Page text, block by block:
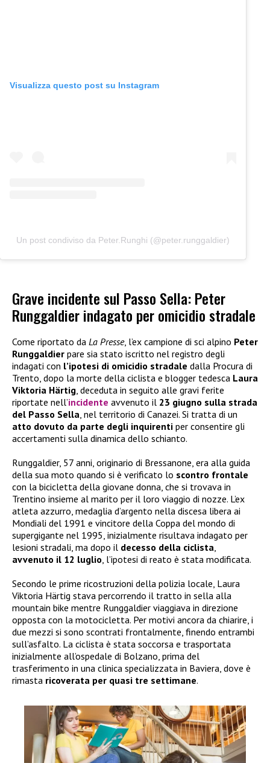
Visualizza questo post su Instagram
Un post condiviso da Peter.Runghi (@peter.runggaldier)
Grave incidente sul Passo Sella: Peter
Runggaldier indagato per omicidio stradale
Come riportato da La Presse, l’ex campione di sci alpino Peter
Runggaldier pare sia stato iscritto nel registro degli
indagati con l’ipotesi di omicidio stradale dalla Procura di
Trento, dopo la morte della ciclista e blogger tedesca Laura
Viktoria Härtig, deceduta in seguito alle gravi ferite
riportate nell’incidente avvenuto il 23 giugno sulla strada
del Passo Sella, nel territorio di Canazei. Si tratta di un
atto dovuto da parte degli inquirenti per consentire gli
accertamenti sulla dinamica dello schianto.
Runggaldier, 57 anni, originario di Bressanone, era alla guida
della sua moto quando si è verificato lo scontro frontale
con la bicicletta della giovane donna, che si trovava in
Trentino insieme al marito per il loro viaggio di nozze. L’ex
atleta azzurro, medaglia d’argento nella discesa libera ai
Mondiali del 1991 e vincitore della Coppa del mondo di
supergigante nel 1995, inizialmente risultava indagato per
lesioni stradali, ma dopo il decesso della ciclista,
avvenuto il 12 luglio, l’ipotesi di reato è stata modificata.
Secondo le prime ricostruzioni della polizia locale, Laura
Viktoria Härtig stava percorrendo il tratto in sella alla
mountain bike mentre Runggaldier viaggiava in direzione
opposta con la motocicletta. Per motivi ancora da chiarire, i
due mezzi si sono scontrati frontalmente, finendo entrambi
sull’asfalto. La ciclista è stata soccorsa e trasportata
inizialmente all’ospedale di Bolzano, prima del
trasferimento in una clinica specializzata in Baviera, dove è
rimasta ricoverata per quasi tre settimane.